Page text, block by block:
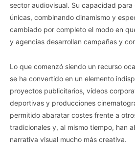
sector audiovisual. Su capacidad
únicas, combinando dinamismo y
cambiado por completo el modo en
y agencias desarrollan campañas y
Lo que comenzó siendo un recurso
se ha convertido en un elemento
proyectos publicitarios, vídeos
deportivas y producciones
permitido abaratar costes frente a
tradicionales y, al mismo tiempo, han
narrativa visual mucho más creativa.